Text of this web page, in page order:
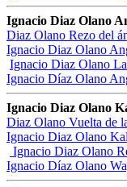
Ignacio Diaz Olano
Diaz Olano Rezo del
Ignacio Diaz Olano
Ignacio Diaz Olano La
Ignacio Díaz Olano
Ignacio Diaz Olano
Diaz Olano Vuelta de
Ignacio Diaz Olano
Ignacio Diaz Olano
Ignacio Díaz Olano